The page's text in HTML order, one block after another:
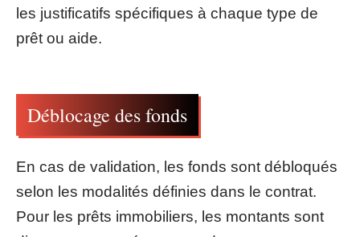
les justificatifs spécifiques à chaque type de
prêt ou aide.
Déblocage des fonds
En cas de validation, les fonds sont débloqués
selon les modalités définies dans le contrat.
Pour les prêts immobiliers, les montants sont